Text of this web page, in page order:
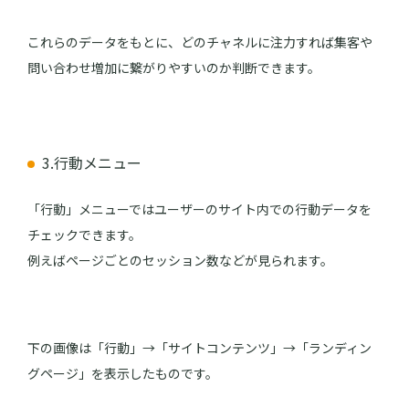
これらのデータをもとに、どのチャネルに注力すれば集客や
問い合わせ増加に繋がりやすいのか判断できます。
3.行動メニュー
「行動」メニューではユーザーのサイト内での行動データを
チェックできます。
例えばページごとのセッション数などが見られます。
下の画像は「行動」→「サイトコンテンツ」→「ランディン
グページ」を表示したものです。